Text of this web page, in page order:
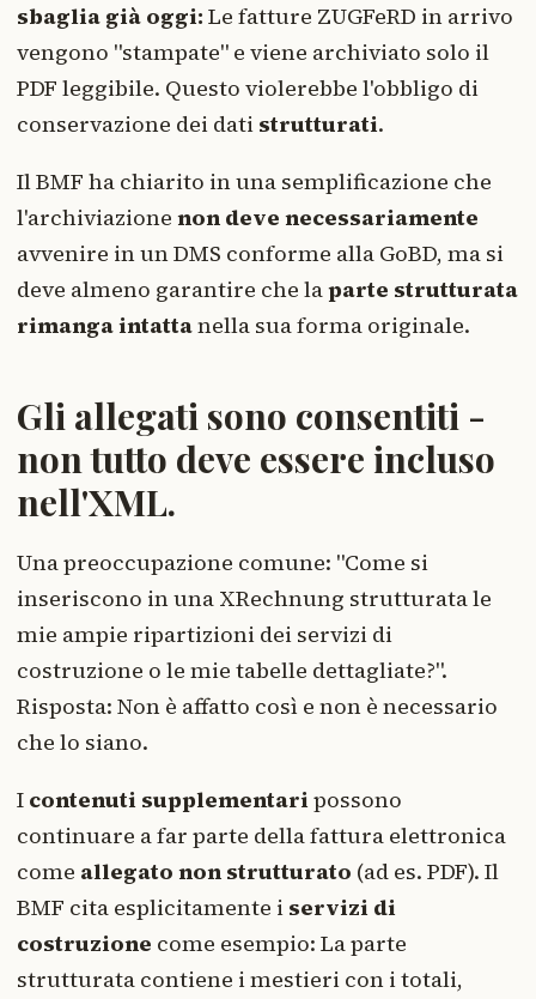
sbaglia già oggi: Le fatture ZUGFeRD in arrivo
vengono "stampate" e viene archiviato solo il
PDF leggibile. Questo violerebbe l'obbligo di
conservazione dei dati strutturati.
Il BMF ha chiarito in una semplificazione che
l'archiviazione non deve necessariamente
avvenire in un DMS conforme alla GoBD, ma si
deve almeno garantire che laparte strutturata
rimanga intattanella sua forma originale.
Gli allegati sono consentiti -
non tutto deve essere incluso
nell'XML.
Una preoccupazione comune: "Come si
inseriscono in una XRechnung strutturata le
mie ampie ripartizioni dei servizi di
costruzione o le mie tabelle dettagliate?".
Risposta: Non è affatto così e non è necessario
che lo siano.
I contenuti supplementaripossono
continuare a far parte della fattura elettronica
come allegato non strutturato (ad es. PDF). Il
BMF cita esplicitamente i servizi di
costruzione come esempio: La parte
strutturata contiene i mestieri con i totali,